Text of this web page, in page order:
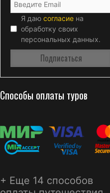
Я даю согласие на
обработку своих
персональных данных.
Способы оплаты туров
+ Еще 14 способов